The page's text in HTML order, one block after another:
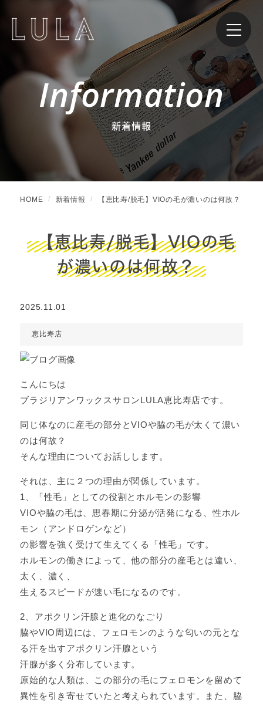
Information
新着情報
HOME 新着情報 【恵比寿/脱毛】VIOの毛が濃いのは何故？
【恵比寿/脱毛】VIOの毛
が濃いのは何故？
2025.11.01
恵比寿店
こんにちは
ブラジリアンワックスサロンLULA恵比寿店です。
同じ体なのに産毛の部分とVIOや脇の毛が太くて濃い
のは何故？
そんな理由についてお話しします。
それは、主に２つの理由が関係しています。
1、「性毛」としての役割とホルモンの影響
VIOや脇の毛は、思春期に分泌が活発になる、性ホル
モン（アンドロゲンなど）
の影響を強く受けて生えてくる「性毛」です。
ホルモンの働きによって、他の部分の産毛とは違い、
太く、濃く、
生えるスピードが速い毛になるのです。
2、アポクリン汗腺と進化のなごり
脇やVIO周辺には、フェロモンのような匂いの元とな
る汗を出すアポクリン汗腺という
汗腺が多く分布しています。
原始的な人類は、この部分の毛にフェロモンを留めて
異性を引き寄せていたと考えられています。また、脇